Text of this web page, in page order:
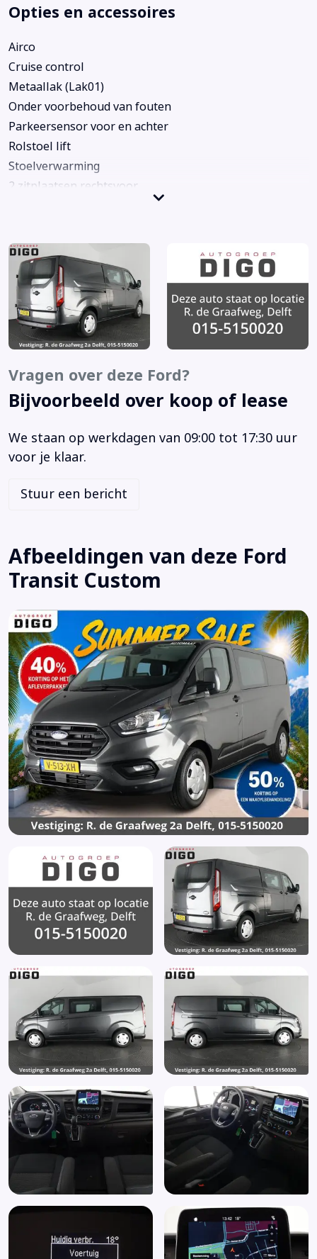
Opties en accessoires
Airco
Cruise control
Metaallak (Lak01)
Onder voorbehoud van fouten
Parkeersensor voor en achter
Rolstoel lift
Stoelverwarming
2 zitplaatsen rechtsvoor
Alarm klasse 1(startblokkering)
Anti doorSlip Regeling
Armsteun voor
Bestuurdersairbag
Bestuurdersstoel in hoogte verstelbaar
Betonplex in laadruimte
Bluetooth telefoonvoorbereiding
Brake Assist System
Buitenspiegels elektrisch inklapbaar
Buitenspiegels in carrosseriekleur
Centrale deurvergrendeling met afstandsbediening
Elektrische ramen voor
Hill hold functie
Koplampen adaptief
Lederen stuurwiel
Lederen versnellingspook
Lendesteunen (verstelbaar)
Mistlampen voor
Multimedia-voorbereiding
Passagiersairbag
Privacy Glass (1085)
Radio
Regensensor
Start/stop systeem
Stuur verstelbaar
Trekhaak
Trekhaak-pakket
Verwarmde voorruit
Voorstoelen verwarmd
Zijwandbekleding laadruimte
Zijwind assistent
Vragen over deze Ford?
Bijvoorbeeld over koop of lease
We staan op werkdagen van 09:00 tot 17:30 uur
voor je klaar.
Stuur een bericht
Afbeeldingen van deze Ford
Transit Custom